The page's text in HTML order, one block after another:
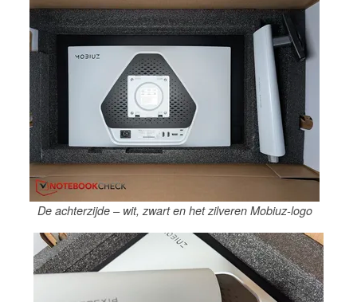
De achterzijde – wit, zwart en het zilveren Mobiuz-logo